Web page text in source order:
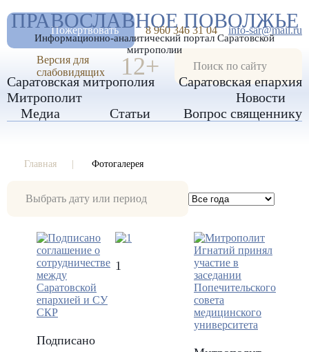
РАЗМЕР ШРИФТА А А А
ИЗОБРАЖЕНИЯ
ПРАВОСЛАВНОЕ ПОВОЛЖЬЕ
Информационно-аналитический портал Саратовской
митрополии
Пожертвовать 8 960 346 31 04 info-sar@mail.ru
Версия для
слабовидящих
12+
Саратовская митрополия
Саратовская епархия
Митрополит
Новости
Медиа
Статьи Вопрос священнику
Главная Фотогалерея
Фотогалерея
Подписано
1